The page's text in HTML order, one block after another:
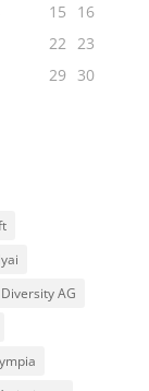
15
16
22 23
29
30
Diversity AG